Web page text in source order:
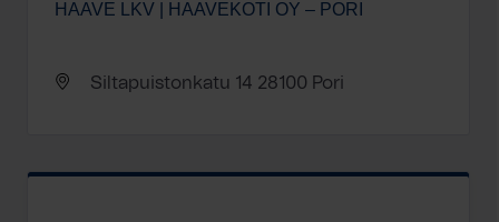
HAAVE LKV | HAAVEKOTI OY – PORI
Siltapuistonkatu 14 28100 Pori